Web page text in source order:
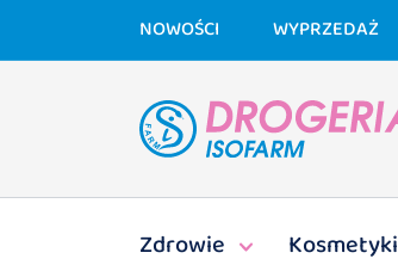
NOWOŚCI WYPRZEDAŻ
Zdrowie Kosmetyki